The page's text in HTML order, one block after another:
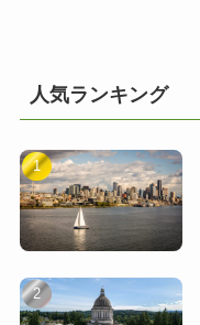
人気ランキング